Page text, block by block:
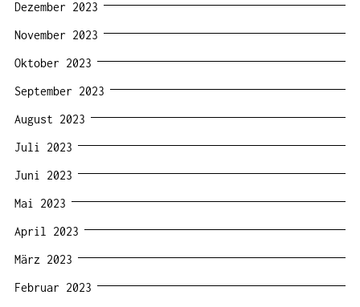
Dezember 2023
November 2023
Oktober 2023
September 2023
August 2023
Juli 2023
Juni 2023
Mai 2023
April 2023
März 2023
Februar 2023